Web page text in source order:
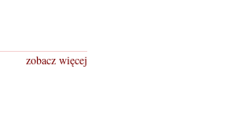
zobacz więcej